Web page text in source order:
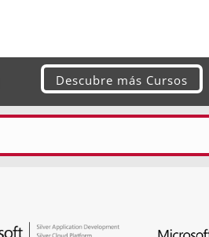
Descubre más Cursos